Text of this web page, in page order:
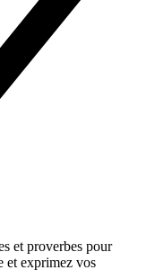
et proverbes pour
et exprimez vos